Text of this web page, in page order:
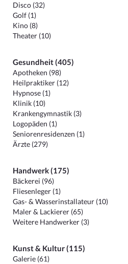
Disco (32)
Golf (1)
Kino (8)
Theater (10)
Gesundheit (405)
Apotheken (98)
Heilpraktiker (12)
Hypnose (1)
Klinik (10)
Krankengymnastik (3)
Logopäden (1)
Seniorenresidenzen (1)
Ärzte (279)
Handwerk (175)
Bäckerei (96)
Fliesenleger (1)
Gas- & Wasserinstallateur (10)
Maler & Lackierer (65)
Weitere Handwerker (3)
Kunst & Kultur (115)
Galerie (61)